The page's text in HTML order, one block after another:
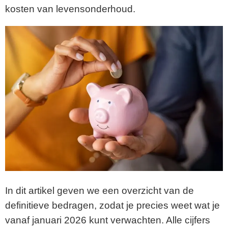
kosten van levensonderhoud.
In dit artikel geven we een overzicht van de
definitieve bedragen, zodat je precies weet wat je
vanaf januari 2026 kunt verwachten. Alle cijfers